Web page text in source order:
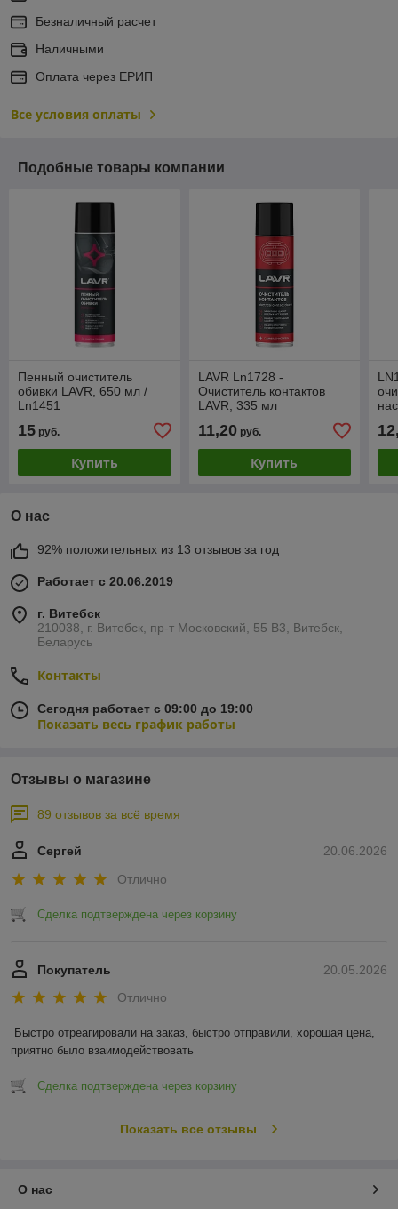
Безналичный расчет
Наличными
Оплата через ЕРИП
Все условия оплаты
Подобные товары компании
Пенный очиститель
обивки LAVR, 650 мл /
Ln1451
15 руб.
Купить
LAVR Ln1728 -
Очиститель контактов
LAVR, 335 мл
11,20руб.
Купить
О нас
92% положительных из 13 отзывов за год
Работает с 20.06.2019
г. Витебск
210038, г. Витебск, пр-т Московский, 55 B3, Витебск,
Беларусь
Контакты
Сегодня работает с 09:00 до 19:00
Показать весь график работы
Отзывы о магазине
89 отзывов за всё время
20.06.2026
Сергей
Отлично
Сделка подтверждена через корзину
20.05.2026
Покупатель
Отлично
Быстро отреагировали на заказ, быстро отправили, хорошая цена,
приятно было взаимодействовать
Сделка подтверждена через корзину
Показать все отзывы
О нас